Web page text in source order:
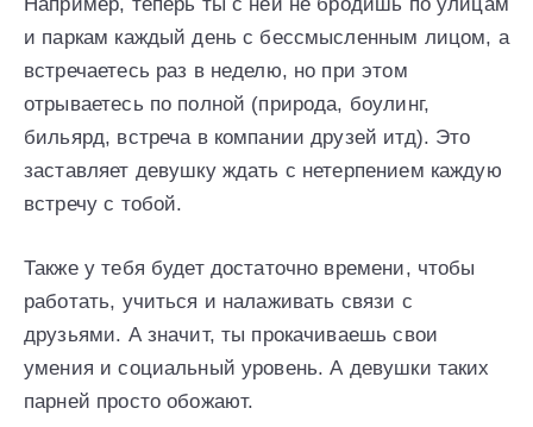
и паркам каждый день с бессмысленным лицом, а
встречаетесь раз в неделю, но при этом
отрываетесь по полной (природа, боулинг,
бильярд, встреча в компании друзей итд). Это
заставляет девушку ждать с нетерпением каждую
встречу с тобой.
Также у тебя будет достаточно времени, чтобы
работать, учиться и налаживать связи с
друзьями. А значит, ты прокачиваешь свои
умения и социальный уровень. А девушки таких
парней просто обожают.